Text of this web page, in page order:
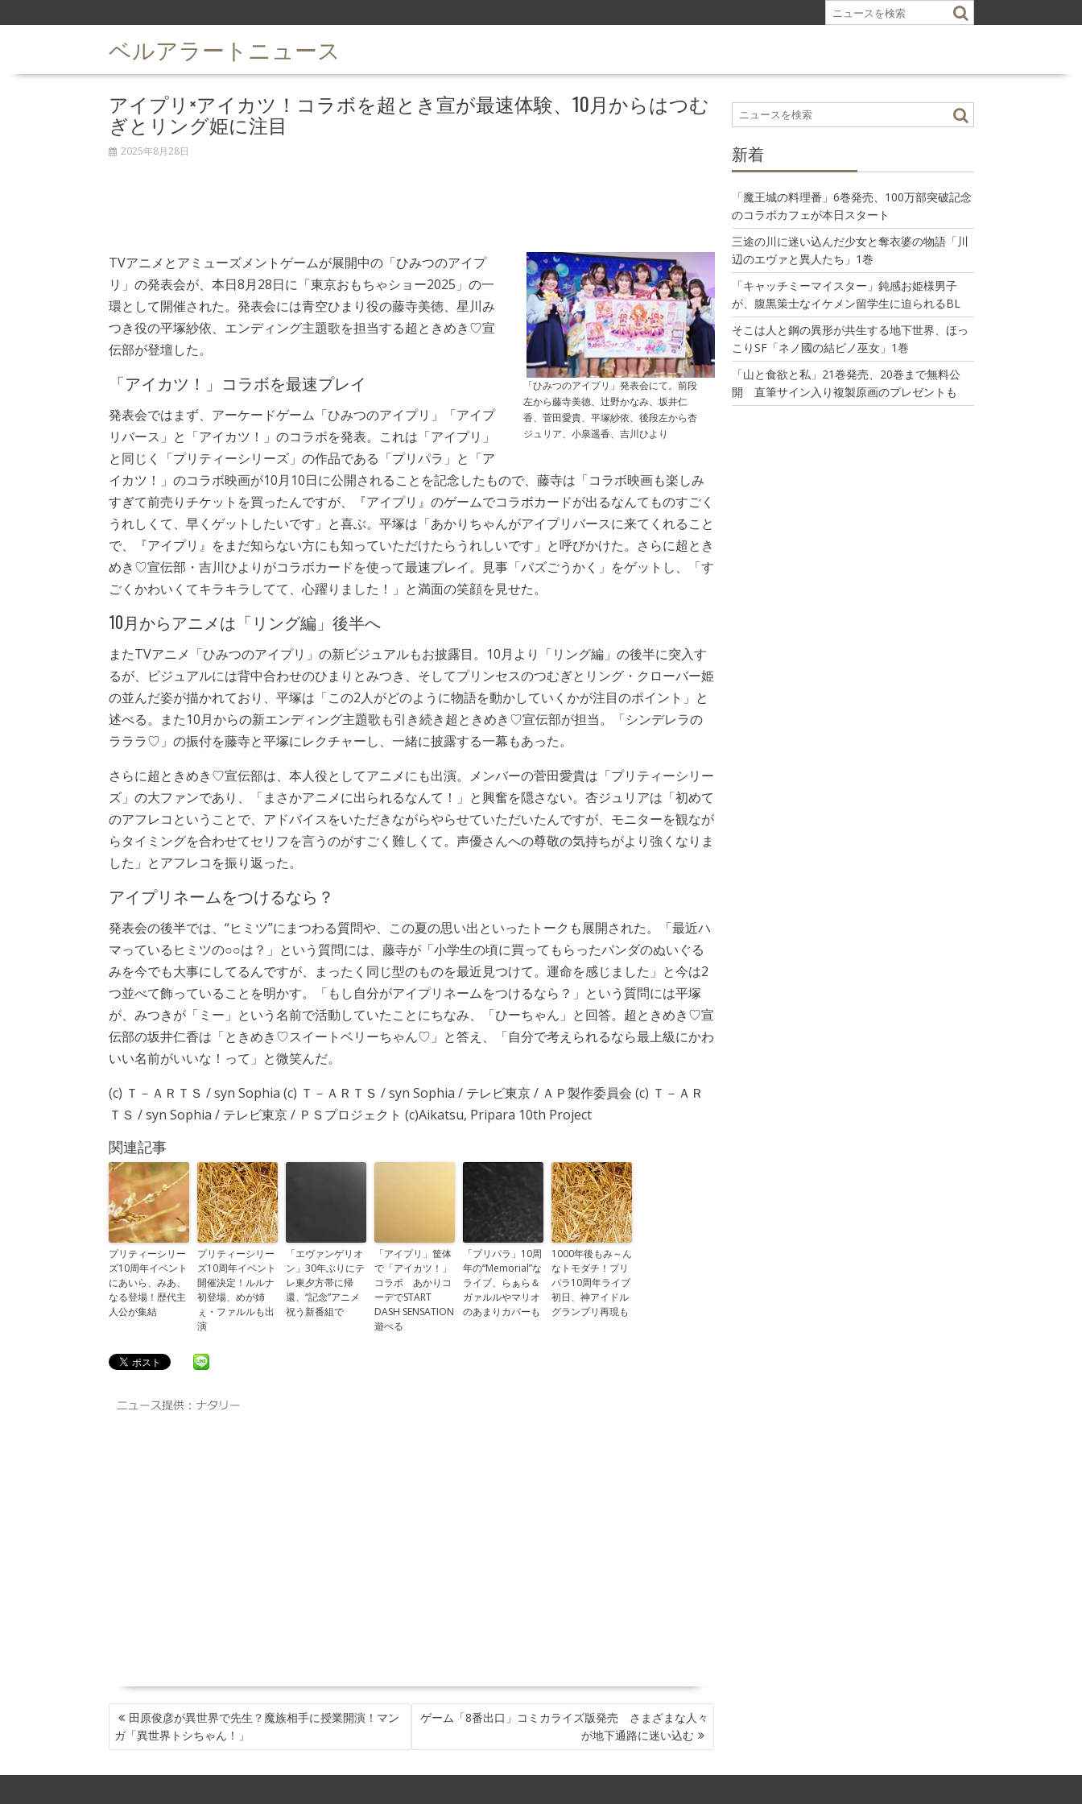
k
ベルアラートニュース
アイプリ×アイカツ！コラボを超とき宣が最速体験、10月からはつむ
ぎとリング姫に注目
2025年8月28日
「ひみつのアイプリ」発表会にて。前段
左から藤寺美徳、辻野かなみ、坂井仁
香、菅田愛貴、平塚紗依、後段左から杏
ジュリア、小泉遥香、吉川ひより
TVアニメとアミューズメントゲームが展開中の「ひみつのアイプ
リ」の発表会が、本日8月28日に「東京おもちゃショー2025」の一
環として開催された。発表会には青空ひまり役の藤寺美徳、星川み
つき役の平塚紗依、エンディング主題歌を担当する超ときめき♡宣
伝部が登壇した。
「アイカツ！」コラボを最速プレイ
発表会ではまず、アーケードゲーム「ひみつのアイプリ」「アイプ
リバース」と「アイカツ！」のコラボを発表。これは「アイプリ」
と同じく「プリティーシリーズ」の作品である「プリパラ」と「ア
イカツ！」のコラボ映画が10月10日に公開されることを記念したもので、藤寺は「コラボ映画も楽しみ
すぎて前売りチケットを買ったんですが、『アイプリ』のゲームでコラボカードが出るなんてものすごく
うれしくて、早くゲットしたいです」と喜ぶ。平塚は「あかりちゃんがアイプリバースに来てくれること
で、『アイプリ』をまだ知らない方にも知っていただけたらうれしいです」と呼びかけた。さらに超とき
めき♡宣伝部・吉川ひよりがコラボカードを使って最速プレイ。見事「バズごうかく」をゲットし、「す
ごくかわいくてキラキラしてて、心躍りました！」と満面の笑顔を見せた。
10月からアニメは「リング編」後半へ
またTVアニメ「ひみつのアイプリ」の新ビジュアルもお披露目。10月より「リング編」の後半に突入す
るが、ビジュアルには背中合わせのひまりとみつき、そしてプリンセスのつむぎとリング・クローバー姫
の並んだ姿が描かれており、平塚は「この2人がどのように物語を動かしていくかが注目のポイント」と
述べる。また10月からの新エンディング主題歌も引き続き超ときめき♡宣伝部が担当。「シンデレラの
ラララ♡」の振付を藤寺と平塚にレクチャーし、一緒に披露する一幕もあった。
さらに超ときめき♡宣伝部は、本人役としてアニメにも出演。メンバーの菅田愛貴は「プリティーシリー
ズ」の大ファンであり、「まさかアニメに出られるなんて！」と興奮を隠さない。杏ジュリアは「初めて
のアフレコということで、アドバイスをいただきながらやらせていただいたんですが、モニターを観なが
らタイミングを合わせてセリフを言うのがすごく難しくて。声優さんへの尊敬の気持ちがより強くなりま
した」とアフレコを振り返った。
アイプリネームをつけるなら？
発表会の後半では、“ヒミツ”にまつわる質問や、この夏の思い出といったトークも展開された。「最近ハ
マっているヒミツの○○は？」という質問には、藤寺が「小学生の頃に買ってもらったパンダのぬいぐる
みを今でも大事にしてるんですが、まったく同じ型のものを最近見つけて。運命を感じました」と今は2
つ並べて飾っていることを明かす。「もし自分がアイプリネームをつけるなら？」という質問には平塚
が、みつきが「ミー」という名前で活動していたことにちなみ、「ひーちゃん」と回答。超ときめき♡宣
伝部の坂井仁香は「ときめき♡スイートベリーちゃん♡」と答え、「自分で考えられるなら最上級にかわ
いい名前がいいな！って」と微笑んだ。
(c) Ｔ－ＡＲＴＳ / syn Sophia (c) Ｔ－ＡＲＴＳ / syn Sophia / テレビ東京 / ＡＰ製作委員会 (c) Ｔ－ＡＲ
ＴＳ / syn Sophia / テレビ東京 / ＰＳプロジェクト (c)Aikatsu, Pripara 10th Project
関連記事
プリティーシリー
ズ10周年イベント
にあいら、みあ、
なる登場！歴代主
人公が集結
プリティーシリー
ズ10周年イベント
開催決定！ルルナ
初登場、めが姉
ぇ・ファルルも出
演
「エヴァンゲリオ
ン」30年ぶりにテ
レ東夕方帯に帰
還、“記念”アニメ
祝う新番組で
「アイプリ」筐体
で「アイカツ！」
コラボ あかりコ
ーデでSTART
DASH SENSATION
遊べる
「プリパラ」10周
年の“Memorial”な
ライブ、らぁら＆
ガァルルやマリオ
のあまりカバーも
1000年後もみ～ん
なトモダチ！プリ
パラ10周年ライブ
初日、神アイドル
グランプリ再現も
投
稿
ナ
ゲ
田原俊彦が異世界で先生？魔族相手に授業開演！マン
ガ「異世界トシちゃん！」
ゲーム「8番出口」コミカライズ版発売 さまざまな人々
が地下通路に迷い込む
新着
「魔王城の料理番」6巻発売、100万部突破記念
のコラボカフェが本日スタート
三途の川に迷い込んだ少女と奪衣婆の物語「川
辺のエヴァと異人たち」1巻
「キャッチミーマイスター」鈍感お姫様男子
が、腹黒策士なイケメン留学生に迫られるBL
そこは人と鋼の異形が共生する地下世界、ほっ
こりSF「ネノ國の結ビノ巫女」1巻
「山と食欲と私」21巻発売、20巻まで無料公
開 直筆サイン入り複製原画のプレゼントも